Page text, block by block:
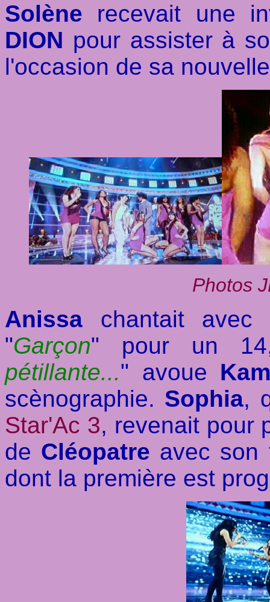
Solène recevait une
DION pour assister à
l'occasion de sa
Photos
Anissa chantait avec
"Garçon" pour un
pétillante..." avoue
scènographie. Sophia,
Star'Ac 3, revenait pour
de Cléopatre avec son
dont la première est